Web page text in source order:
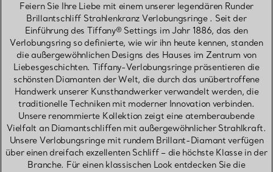
Feiern Sie Ihre Liebe mit einem unserer legendären Runder
Brillantschliff Strahlenkranz Verlobungsringe . Seit der
Einführung des Tiffany® Settings im Jahr 1886, das den
Verlobungsring so definierte, wie wir ihn heute kennen, standen
die außergewöhnlichen Designs des Hauses im Zentrum von
Liebesgeschichten. Tiffany-Verlobungsringe präsentieren die
schönsten Diamanten der Welt, die durch das unübertroffene
Handwerk unserer Kunsthandwerker verwandelt werden, die
traditionelle Techniken mit moderner Innovation verbinden.
Unsere renommierte Kollektion zeigt eine atemberaubende
Vielfalt an Diamantschliffen mit außergewöhnlicher Strahlkraft.
Unsere Verlobungsringe mit rundem Brillant-Diamant verfügen
über einen dreifach exzellenten Schliff – die höchste Klasse in der
Branche. Für einen klassischen Look entdecken Sie die